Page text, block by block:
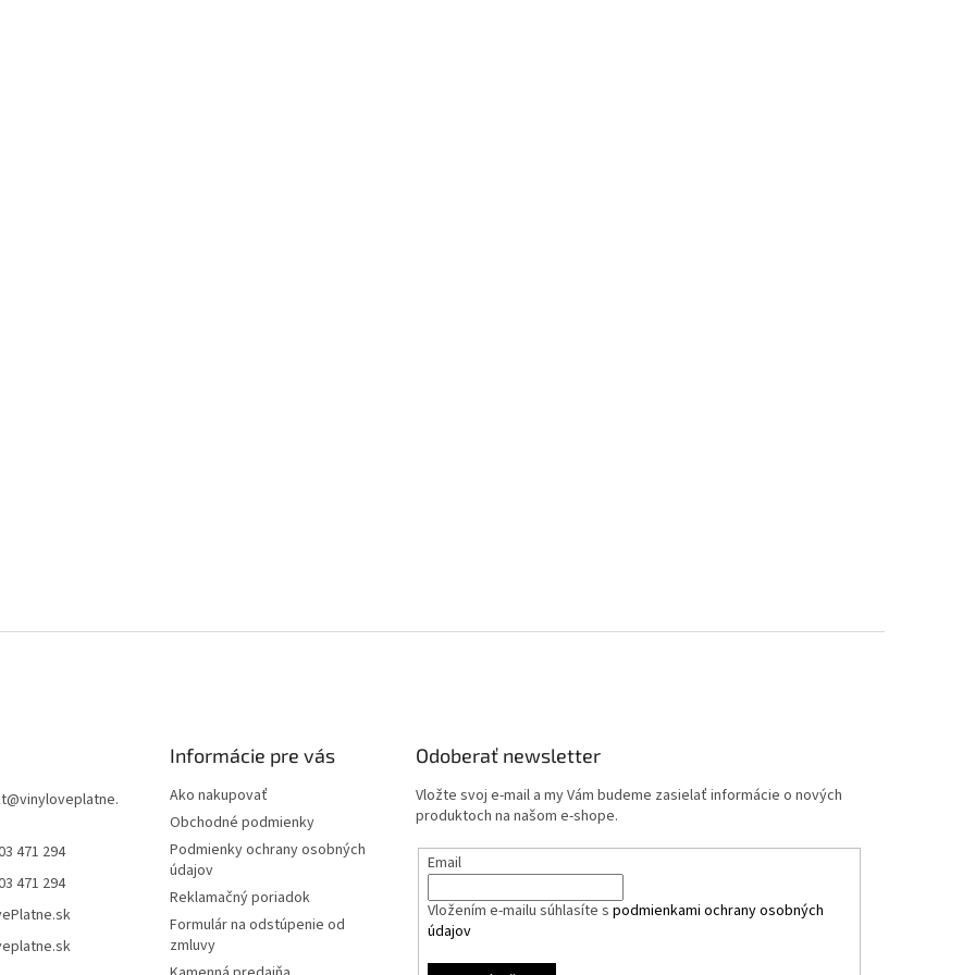
@vinyloveplatne.
471 294
471 294
Informácie pre vás
Ako nakupovať
Obchodné podmienky
Podmienky ochrany osobných
údajov
Reklamačný poriadok
Formulár na odstúpenie od
zmluvy
Odoberať newsletter
Vložte svoj e-mail a my Vám budeme zasielať informácie o nových
produktoch na našom e-shope.
Email
Vložením e-mailu súhlasíte spodmienkami ochrany osobných
údajov